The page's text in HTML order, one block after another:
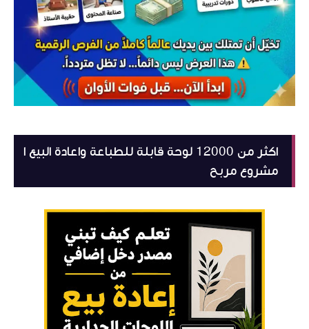
اكثر من 12000 لوحة قابلة للطباعة واعادة البيع ا
مشروع مربح